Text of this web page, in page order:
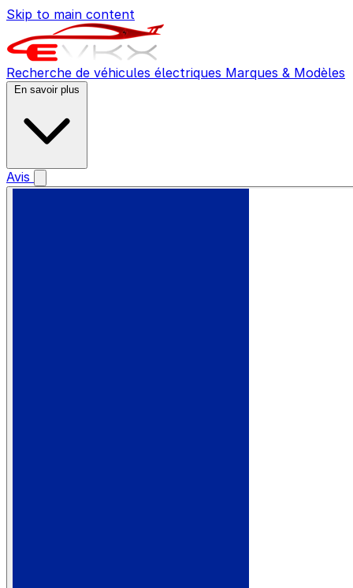
Skip to main content
Recherche de véhicules électriques Marques & Modèles
En savoir plus
Avis